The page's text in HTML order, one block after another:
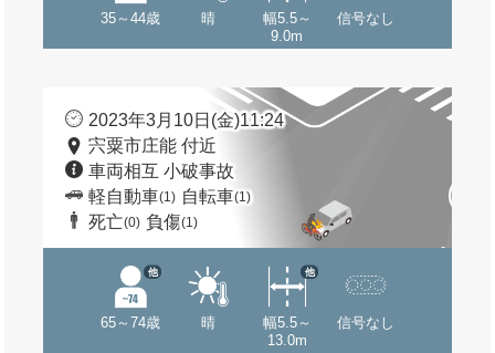
35～44歳 晴
幅5.5～
9.0m
信号なし
2023年3月10日(金)11:24
宍粟市庄能 付近
車両相互 小破事故
軽自動車(1) 自転車(1)
死亡(0) 負傷(1)
65～74歳
他
晴
幅5.5～
13.0m
他
信号なし